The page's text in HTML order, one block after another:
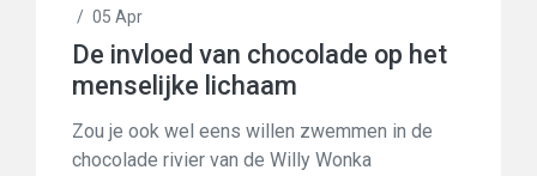
/ 05 Apr
De invloed van chocolade op het
menselijke lichaam
Zou je ook wel eens willen zwemmen in de
chocolade rivier van de Willy Wonka